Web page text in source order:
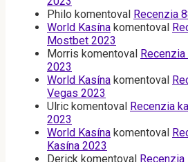
Philo komentoval Recenzia
World Kasína komentoval
Mostbet 2023
Morris komentoval
2023
World Kasína komentoval
Vegas 2023
Ulric komentoval Recenzia
2023
World Kasína komentoval
Kasína 2023
Derick komentoval Recenzia